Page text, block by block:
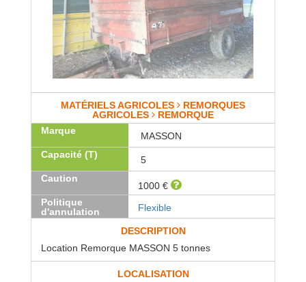
MATÉRIELS AGRICOLES
REMORQUES
AGRICOLES
REMORQUE
Marque
MASSON
Capacité (T)
5
Caution
1000 €
Politique
d'annulation
Flexible
DESCRIPTION
Location Remorque MASSON 5 tonnes
LOCALISATION